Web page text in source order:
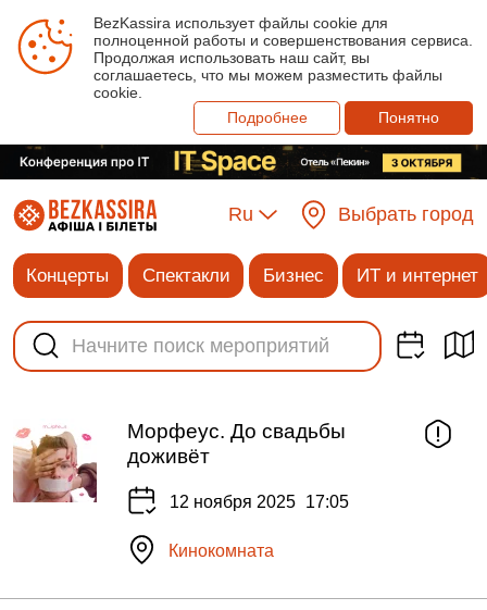
BezKassira использует файлы cookie для
полноценной работы и совершенствования сервиса.
Продолжая использовать наш сайт, вы
соглашаетесь, что мы можем разместить файлы
cookie.
Подробнее
Понятно
Ru Выбрать город
Концерты Спектакли Бизнес ИТ и интернет
Морфеус. До свадьбы
доживёт
12 ноября 2025 17:05
Кинокомната